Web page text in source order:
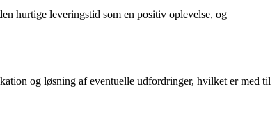
hurtige leveringstid som en positiv oplevelse, og
og løsning af eventuelle udfordringer, hvilket er med til